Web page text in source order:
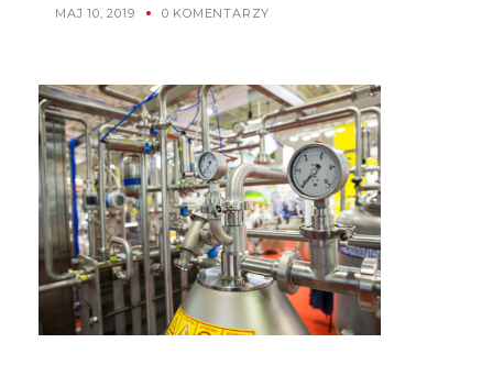
MAJ 10, 2019 0 KOMENTARZY